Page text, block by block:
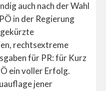
auch nach der Wahl
in der Regierung
rechtsextreme
für PR: für Kurz
ein voller Erfolg.
jener